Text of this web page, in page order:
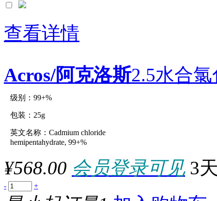
查看详情
Acros/阿克洛斯2.5水合氯
原厂型号：C19702-25g
参数：
级别：99+%
包装：25g
英文名称：Cadmium chloride
hemipentahydrate, 99+%
¥568.00 会员登录可见 3
- +